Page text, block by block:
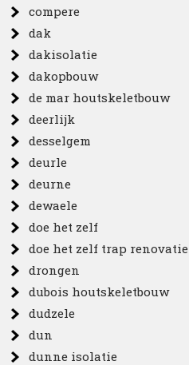
compere
dak
dakisolatie
dakopbouw
de mar houtskeletbouw
deerlijk
desselgem
deurle
deurne
dewaele
doe het zelf
doe het zelf trap renovatie
drongen
dubois houtskeletbouw
dudzele
dun
dunne isolatie